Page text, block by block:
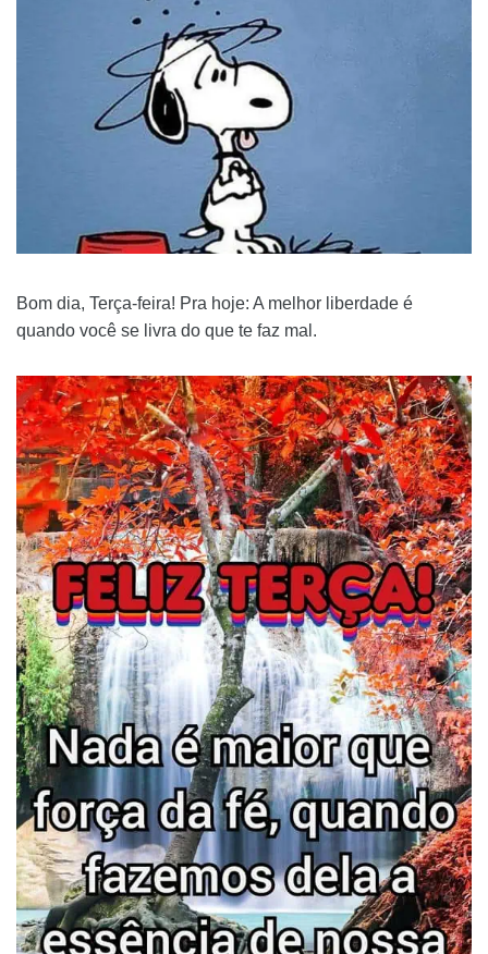
Bom dia, Terça-feira! Pra hoje: A melhor liberdade é
quando você se livra do que te faz mal.